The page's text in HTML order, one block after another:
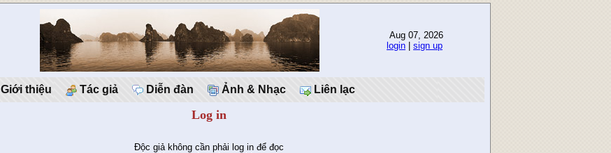
Aug 07, 2026
login
sign up
Giới thiệu Tác giả Diễn đàn Ảnh & Nhạc Liên lạc
Log in
Độc giả không cần phải log in để đọc